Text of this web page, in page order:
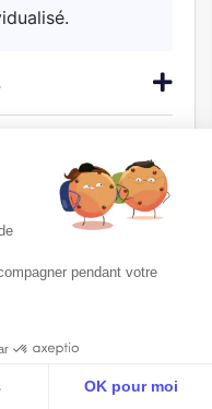
pendant votre
OK pour moi